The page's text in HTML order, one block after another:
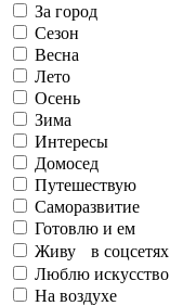
Излучаю счастье
Заряжен на успех
Элегантный
Бунтарский
За город
Люблю искусство
На воздухе
За город
Сезон
Весна
Лето
Осень
Зима
Интересы
Домосед
Путешествую
Саморазвитие
Готовлю и ем
Живу в соцсетях
Люблю искусство
На воздухе